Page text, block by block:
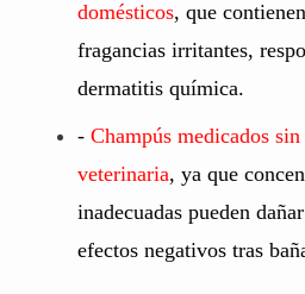
domésticos, que
fragancias irritantes,
dermatitis química.
- Champús medicados
veterinaria, ya que
inadecuadas pueden
efectos negativos tras